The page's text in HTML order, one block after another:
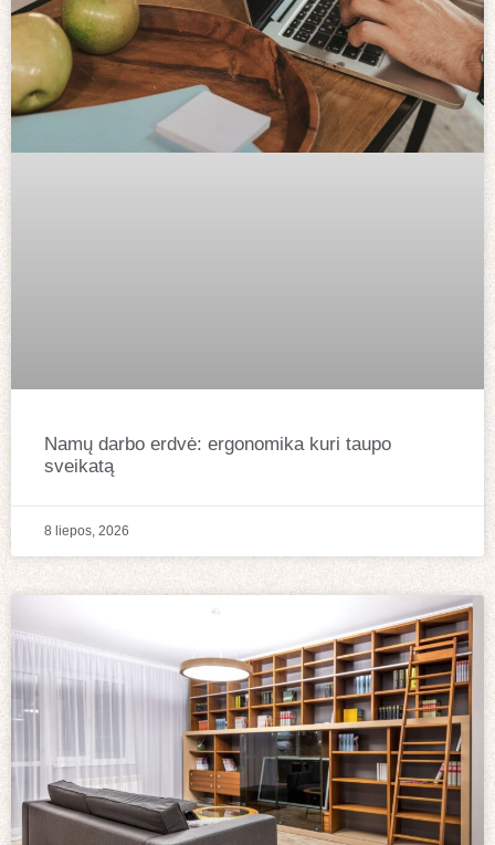
Namų darbo erdvė: ergonomika kuri taupo
sveikatą
8 liepos, 2026